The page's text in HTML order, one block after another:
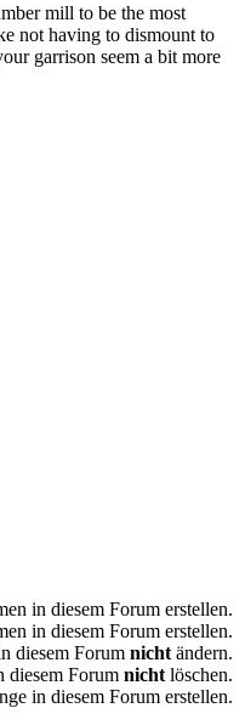
mill to be the most
not having to dismount to
garrison seem a bit more
in diesem Forum erstellen.
in diesem Forum erstellen.
diesem Forum nicht ändern.
diesem Forum nicht löschen.
in diesem Forum erstellen.